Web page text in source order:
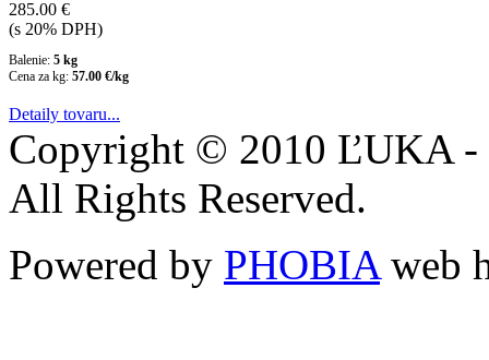
285.00 €
(s 20% DPH)
Balenie: 5 kg
Cena za kg: 57.00 €/kg
Detaily tovaru...
Copyright © 2010 ĽUKA -
All Rights Reserved.
Powered by PHOBIAweb